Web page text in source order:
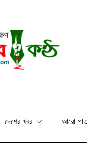
দেশের খবর আরো